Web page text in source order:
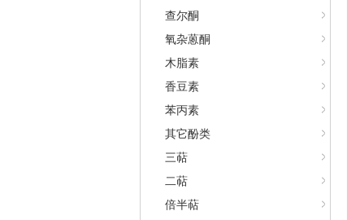
查尔酮
氧杂蒽酮
木脂素
香豆素
苯丙素
其它酚类
三萜
二萜
倍半萜